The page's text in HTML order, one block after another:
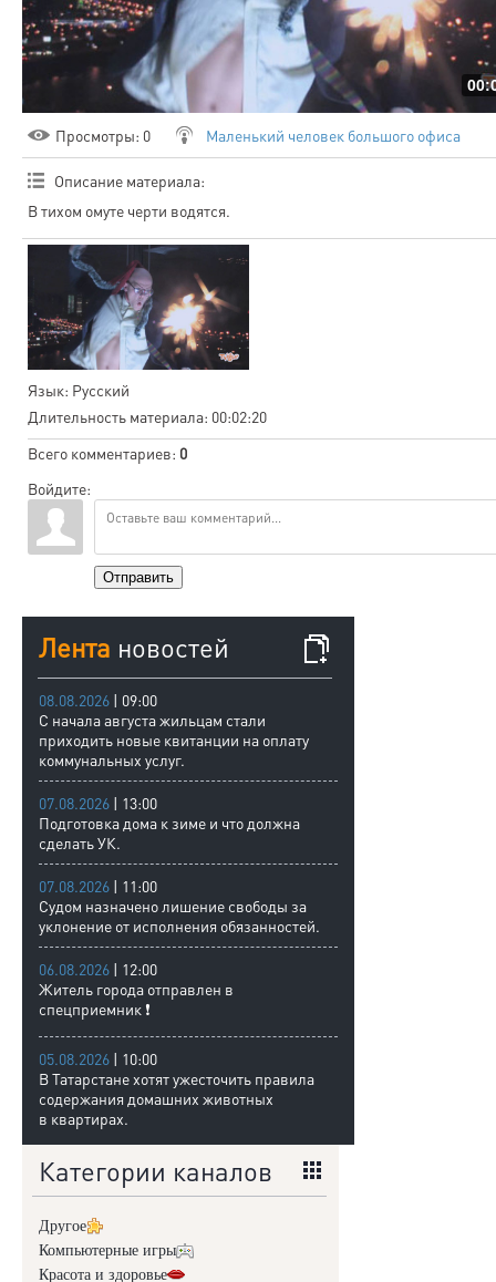
Просмотры: 0 Маленький человек большого офиса
Описание материала:
В тихом омуте черти водятся.
Язык: Русский
Длительность материала: 00:02:20
Всего комментариев: 0
Войдите:
Отправить
Лента новостей
08.08.2026 | 09:00
С начала августа жильцам стали
приходить новые квитанции на оплату
коммунальных услуг.
07.08.2026 | 13:00
Подготовка дома к зиме и что должна
сделать УК.
07.08.2026 | 11:00
Судом назначено лишение свободы за
уклонение от исполнения обязанностей.
06.08.2026 | 12:00
Житель города отправлен в
спецприемник ❗
05.08.2026 | 10:00
В Татарстане хотят ужесточить правила
содержания домашних животных
в квартирах.
Категории каналов
Другое
Компьютерные игры
Красота и здоровье